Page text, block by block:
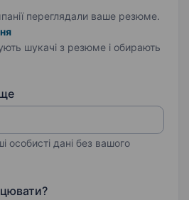
переглядали ваше резюме.
шукачі з резюме і обирають
особисті дані без вашого